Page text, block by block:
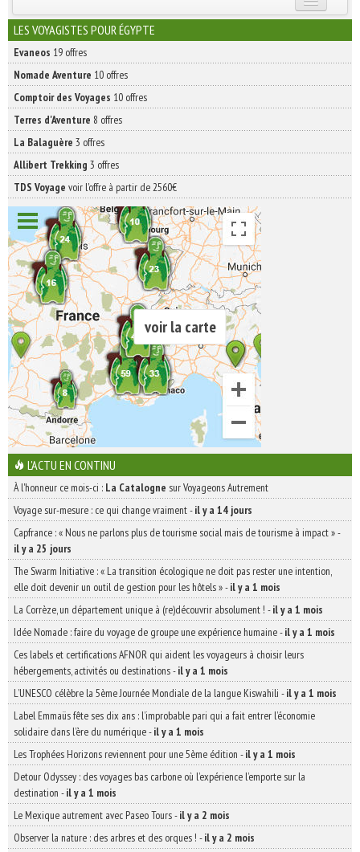
INSCRIVEZ-VOUS | ABONNEZ-VOUS
LES VOYAGISTES POUR ÉGYPTE
Evaneos 19 offres
Nomade Aventure 10 offres
Comptoir des Voyages 10 offres
Terres d'Aventure 8 offres
La Balaguère 3 offres
Allibert Trekking 3 offres
TDS Voyage voir l'offre à partir de 2560€
voir la carte
L'ACTU EN CONTINU
À l'honneur ce mois-ci : La Catalogne sur Voyageons Autrement
Voyage sur-mesure : ce qui change vraiment-il y a 14 jours
Capfrance : « Nous ne parlons plus de tourisme social mais de tourisme à impact »-
il y a 25 jours
The Swarm Initiative : « La transition écologique ne doit pas rester une intention,
elle doit devenir un outil de gestion pour les hôtels »-il y a 1 mois
La Corrèze, un département unique à (re)découvrir absolument ! -il y a 1 mois
Idée Nomade : faire du voyage de groupe une expérience humaine-il y a 1 mois
Ces labels et certifications AFNOR qui aident les voyageurs à choisir leurs
hébergements, activités ou destinations-il y a 1 mois
L’UNESCO célèbre la 5ème Journée Mondiale de la langue Kiswahili -il y a 1 mois
Label Emmaüs fête ses dix ans : l’improbable pari qui a fait entrer l’économie
solidaire dans l’ère du numérique-il y a 1 mois
Les Trophées Horizons reviennent pour une 5ème édition -il y a 1 mois
Detour Odyssey : des voyages bas carbone où l’expérience l’emporte sur la
destination -il y a 1 mois
Le Mexique autrement avec Paseo Tours-il y a 2 mois
Observer la nature : des arbres et des orques ! -il y a 2 mois